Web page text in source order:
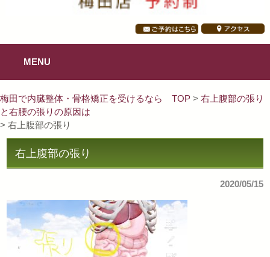
MENU
梅田で内臓整体・骨格矯正を受けるなら TOP > 右上腹部の張り
と右腰の張りの原因は
> 右上腹部の張り
右上腹部の張り
2020/05/15